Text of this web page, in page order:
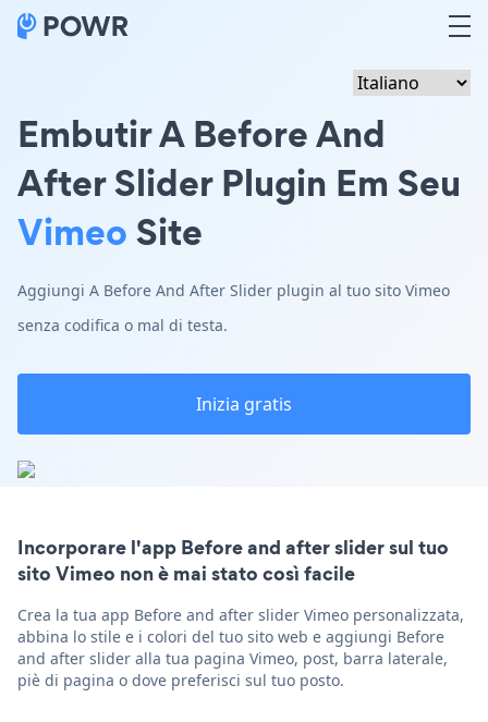
Embutir A Before And
After Slider Plugin Em Seu
VimeoSite
Aggiungi A Before And After Slider plugin al tuo sito Vimeo
senza codifica o mal di testa.
Inizia gratis
Incorporare l'app Before and after slider sul tuo
sito Vimeo non è mai stato così facile
Crea la tua app Before and after slider Vimeo personalizzata,
abbina lo stile e i colori del tuo sito web e aggiungi Before
and after slider alla tua pagina Vimeo, post, barra laterale,
piè di pagina o dove preferisci sul tuo posto.